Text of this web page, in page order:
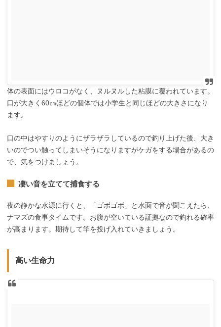
体の表面にはウロコがなく、ヌルヌルした粘膜に覆われています。
口が大きく60㎝ほどの個体では小学生と同じほどの大きさになり
ます。
口の中はやすりのようにザラザラしているので釣り上げた後、大き
いのでつい触ってしまいそうになりますがケガをする場合があるの
で、気をつけましょう。
凄い音を立てて捕食する
夜の静かな水源に行くと、「ゴボゴボ」と水面で音が聞こえたら、
ナマズの食事タイムです。お腹が空いている証拠なので釣れる確率
が高まります。期待して竿を投げ入れていきましょう。
高い生命力